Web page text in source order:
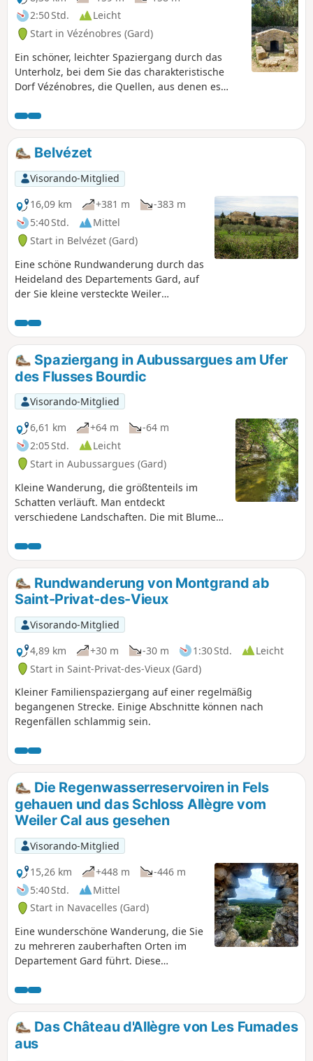
2:50 Std.
Leicht
Start in Vézénobres (Gard)
Ein schöner, leichter Spaziergang durch das
Unterholz, bei dem Sie das charakteristische
Dorf Vézénobres, die Quellen, aus denen es
Cevennen entdecken können. Die gesamte
Wanderung folgt markierten Wanderwegen.
Belvézet
Visorando-Mitglied
16,09 km
+381 m
-383 m
5:40 Std.
Mittel
Start in Belvézet (Gard)
Eine schöne Rundwanderung durch das
Heideland des Departements Gard, auf
der Sie kleine versteckte Weiler
Spaziergang in Aubussargues am Ufer
des Flusses Bourdic
Visorando-Mitglied
6,61 km
+64 m
-64 m
2:05 Std.
Leicht
Start in Aubussargues (Gard)
Kleine Wanderung, die größtenteils im
Schatten verläuft. Man entdeckt
verschiedene Landschaften. Die mit Blumen
Baumarten, die Kühle durch die Nähe zum
Fluss. Ideal für Gruppen oder Familien.
Vorsicht zwischen den Punkten (7) und (8),
wo man auf der asphaltierten Straße geht.
Rundwanderung von Montgrand ab
Saint-Privat-des-Vieux
Visorando-Mitglied
4,89 km
+30 m -30 m 1:30 Std.
Leicht
Start in Saint-Privat-des-Vieux (Gard)
Kleiner Familienspaziergang auf einer regelmäßig
begangenen Strecke. Einige Abschnitte können nach
Regenfällen schlammig sein.
Die Regenwasserreservoiren in Fels
gehauen und das Schloss Allègre vom
Weiler Cal aus gesehen
Visorando-Mitglied
15,26 km
+448 m
-446 m
5:40 Std.
Mittel
Start in Navacelles (Gard)
Eine wunderschöne Wanderung, die Sie
zu mehreren zauberhaften Orten im
Departement Gard führt. Diese
Frühling unternehmen, wenn noch
Wasser in den Wasserfällen von Les
Aiguières fließt, deren Farbe Sie
begeistern und Sie die Schwierigkeiten
der Strecke vergessen lassen wird.
Das Château d'Allègre von Les Fumades
aus